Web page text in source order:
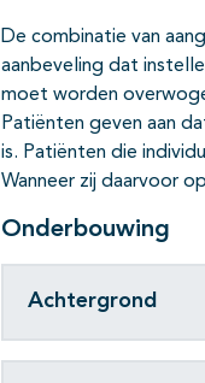
De combinatie van
aanbeveling dat
moet worden
Patiënten geven aan
is. Patiënten die
Wanneer zij daarvoor
Onderbouwing
Achtergrond